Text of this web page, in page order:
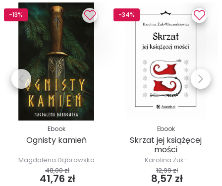
-13%
Ebook
Ognisty kamień
Magdalena Dąbrowska
48,00 zł
41,76 zł
-34%
Ebook
Skrzat jej książęcej
mości
Karolina Żuk-
Wieczorkiewicz
12,99 zł
8,57 zł